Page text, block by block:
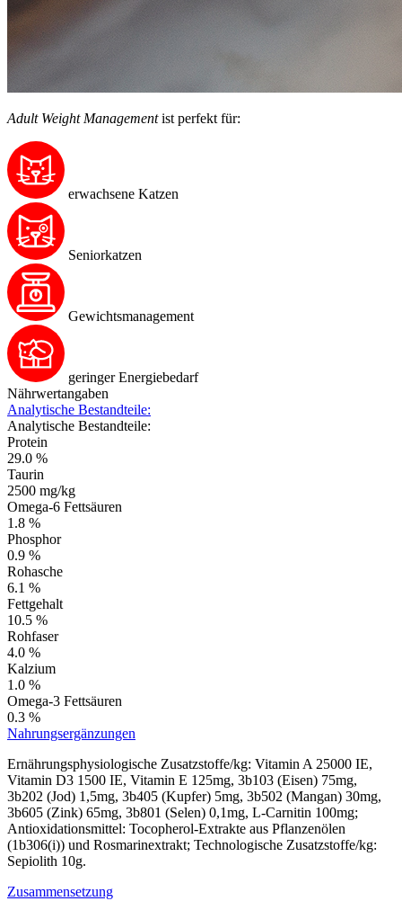
Adult Weight Managementist perfekt für:
erwachsene Katzen
Seniorkatzen
Gewichtsmanagement
geringer Energiebedarf
Nährwertangaben
Analytische Bestandteile:
Analytische Bestandteile:
Protein
29.0 %
Taurin
2500 mg/kg
Omega-6 Fettsäuren
1.8 %
Phosphor
0.9 %
Rohasche
6.1 %
Fettgehalt
10.5 %
Rohfaser
4.0 %
Kalzium
1.0 %
Omega-3 Fettsäuren
0.3 %
Nahrungsergänzungen
Ernährungsphysiologische Zusatzstoffe/kg: Vitamin A 25000 IE,
Vitamin D3 1500 IE, Vitamin E 125mg, 3b103 (Eisen) 75mg,
3b202 (Jod) 1,5mg, 3b405 (Kupfer) 5mg, 3b502 (Mangan) 30mg,
3b605 (Zink) 65mg, 3b801 (Selen) 0,1mg, L-Carnitin 100mg;
Antioxidationsmittel: Tocopherol-Extrakte aus Pflanzenölen
(1b306(i)) und Rosmarinextrakt; Technologische Zusatzstoffe/kg:
Sepiolith 10g.
Zusammensetzung